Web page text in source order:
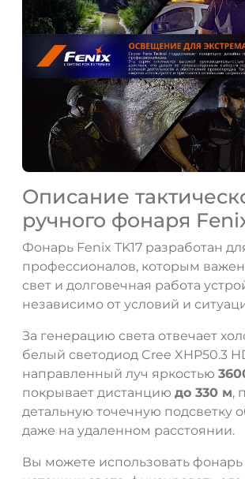
Описание
ручного фонаря
Фонарь Fenix TK17 разработан
профессионалов, которым
свет и долговечная работа
независимо от условий и
За генерацию света отвечает
белый светодиод Cree XHP50.3
направленный луч яркостью
покрывает дистанцию до 330 м,
детальную точечную подсветку
даже на удаленном расстоянии.
Вы можете использовать фонарь